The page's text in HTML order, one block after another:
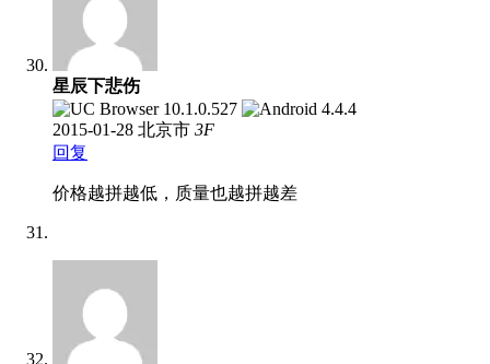
星辰下悲伤
2015-01-28 北京市 3F
回复
价格越拼越低，质量也越拼越差